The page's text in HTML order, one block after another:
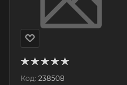
Код: 238508